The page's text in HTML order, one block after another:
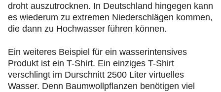
droht auszutrocknen. In Deutschland hingegen kann
es wiederum zu extremen Niederschlägen kommen,
die dann zu Hochwasser führen können.
Ein weiteres Beispiel für ein wasserintensives
Produkt ist ein T-Shirt. Ein einziges T-Shirt
verschlingt im Durschnitt 2500 Liter virtuelles
Wasser. Denn Baumwollpflanzen benötigen viel